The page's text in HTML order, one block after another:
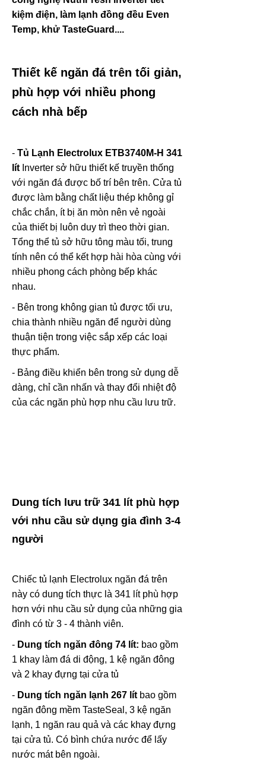
kiệm điện, làm lạnh đồng đều Even
Temp, khử TasteGuard....
Thiết kế ngăn đá trên tối giản,
phù hợp với nhiều phong
cách nhà bếp
- Tủ Lạnh Electrolux ETB3740M-H 341
lít Inverter sở hữu thiết kế truyền thống
với ngăn đá được bố trí bên trên. Cửa tủ
được làm bằng chất liệu thép không gỉ
chắc chắn, ít bị ăn mòn nên vẻ ngoài
của thiết bị luôn duy trì theo thời gian.
Tổng thể tủ sở hữu tông màu tối, trung
tính nên có thể kết hợp hài hòa cùng với
nhiều phong cách phòng bếp khác
nhau.
- Bên trong không gian tủ được tối ưu,
chia thành nhiều ngăn để người dùng
thuận tiện trong việc sắp xếp các loại
thực phẩm.
- Bảng điều khiển bên trong sử dụng dễ
dàng, chỉ cần nhấn và thay đổi nhiệt độ
của các ngăn phù hợp nhu cầu lưu trữ.
Dung tích lưu trữ 341 lít phù hợp
với nhu cầu sử dụng gia đình 3-4
người
Chiếc tủ lạnh Electrolux ngăn đá trên
này có dung tích thực là 341 lít phù hợp
hơn với nhu cầu sử dụng của những gia
đình có từ 3 - 4 thành viên.
- Dung tích ngăn đông 74 lít: bao gồm
1 khay làm đá di động, 1 kệ ngăn đông
và 2 khay đựng tại cửa tủ
- Dung tích ngăn lạnh 267 lít bao gồm
ngăn đông mềm TasteSeal, 3 kệ ngăn
lạnh, 1 ngăn rau quả và các khay đựng
tại cửa tủ. Có bình chứa nước để lấy
nước mát bên ngoài.